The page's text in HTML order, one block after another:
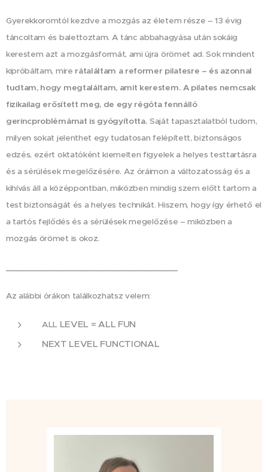
Gyerekkoromtól kezdve a mozgás az életem része – 13 évig
táncoltam és balettoztam. A tánc abbahagyása után sokáig
kerestem azt a mozgásformát, ami újra örömet ad. Sok mindent
kipróbáltam, mire rátaláltam a reformer pilatesre – és azonnal
tudtam, hogy megtaláltam, amit kerestem. A pilates nemcsak
fizikailag erősített meg, de egy régóta fennálló
gerincproblémámat is gyógyította.Saját tapasztalatból tudom,
milyen sokat jelenthet egy tudatosan felépített, biztonságos
edzés, ezért oktatóként kiemelten figyelek a helyes testtartásra
és a sérülések megelőzésére. Az óráimon a változatosság és a
kihívás áll a középpontban, miközben mindig szem előtt tartom a
test biztonságát és a helyes technikát. Hiszem, hogy így érhető el
a tartós fejlődés és a sérülések megelőzése – miközben a
mozgás örömet is okoz.
Az alábbi órákon találkozhatsz velem:
ALL LEVEL = ALL FUN
NEXT LEVEL FUNCTIONAL